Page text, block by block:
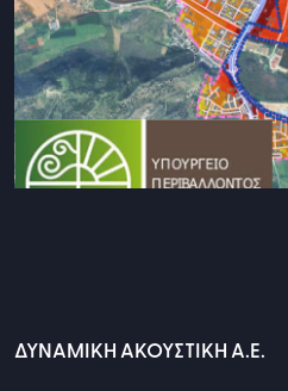
ΔΥΝΑΜΙΚΗ ΑΚΟΥΣΤΙΚΗ Α.Ε.